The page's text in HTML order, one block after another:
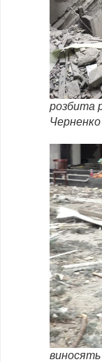
розбита
виносять